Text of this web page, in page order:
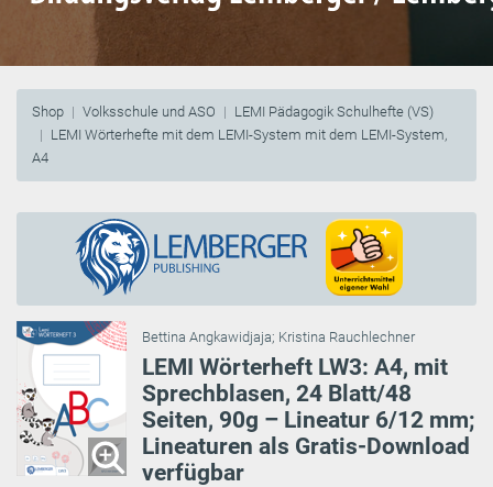
Shop Volksschule und ASO
LEMI Pädagogik Schulhefte (VS)
LEMI Wörterhefte mit dem LEMI-System mit dem LEMI-System,
A4
Bettina Angkawidjaja; Kristina Rauchlechner
LEMI Wörterheft LW3: A4, mit
Sprechblasen, 24 Blatt/48
Seiten, 90g – Lineatur 6/12 mm;
Lineaturen als Gratis-Download
verfügbar